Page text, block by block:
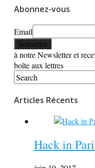
Abonnez-vous
Email
à notre Newsletter et
boîte aux lettres
Articles Récents
Hack in